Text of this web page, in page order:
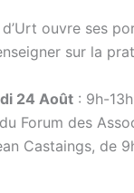
ouvre ses
sur la
24 Août : 9h-
Forum des
Castaings, de